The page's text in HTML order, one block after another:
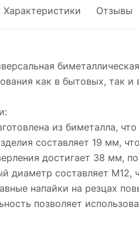
Характеристики Отзывы
как в бытовых, так
из биметалла,
составляет 19 мм,
достигает 38 мм,
диаметр составляет М12,
напайки на резцах
позволяет